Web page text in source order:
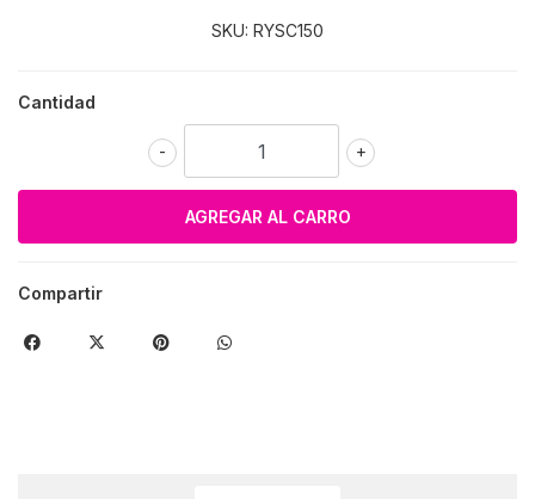
SKU: RYSC150
Cantidad
+
-
Compartir